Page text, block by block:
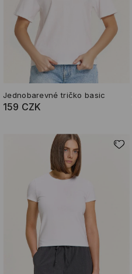
Jednobarevné tričko basic
159 CZK